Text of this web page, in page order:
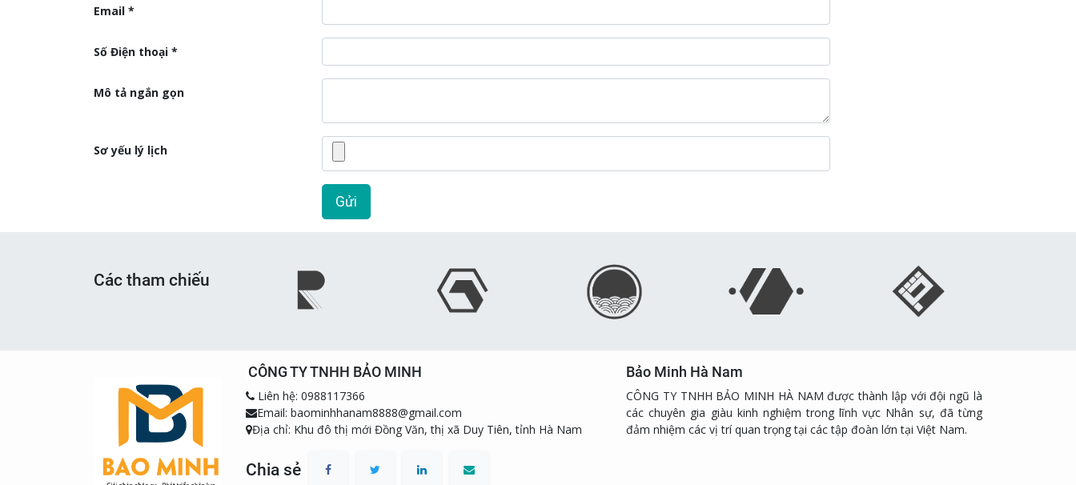
Email
Số Điện thoại
Mô tả ngắn gọn
Sơ yếu lý lịch
Gửi
Các tham chiếu
CÔNG TY TNHH BẢO MINH
Liên hệ: 0988117366
Email: baominhhanam8888@gmail.com
Địa chỉ: Khu đô thị mới Đồng Văn, thị xã Duy Tiên, tỉnh Hà Nam
Chia sẻ
Bảo Minh Hà Nam
CÔNG TY TNHH BẢO MINH HÀ NAM được thành lập với đội ngũ là
các chuyên gia giàu kinh nghiệm trong lĩnh vực Nhân sự, đã từng
đảm nhiệm các vị trí quan trọng tại các tập đoàn lớn tại Việt Nam.